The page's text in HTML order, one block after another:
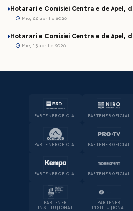
Hotararile Comisiei Centrale de Apel,
Mie, 22 aprilie 2026
Hotararile Comisiei Centrale de Apel,
Mie, 15 aprilie 2026
PARTENER OFICIAL PARTENER OFICIAL
PARTENER OFICIAL PARTENER OFICIAL
PARTENER OFICIAL PARTENER OFICIAL
PARTENER
INSTITUȚIONAL
PARTENER
INSTITUȚIONAL